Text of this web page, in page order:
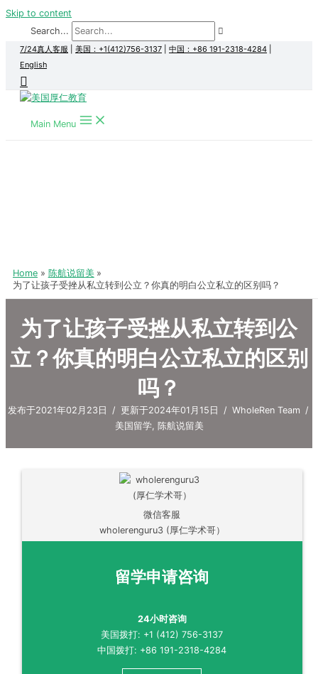
Skip to content
Search...
7/24真人客服 美国：+1(412)756-3137 中国：+86 191-2318-4284
English
Main Menu
Home
陈航说留美
为了让孩子受挫从私立转到公立？你真的明白公立私立的区别吗？
为了让孩子受挫从私立转到公
立？你真的明白公立私立的区别
吗？
发布于2021年02月23日 / 更新于2024年01月15日 / WholeRen Team /
美国留学, 陈航说留美
微信客服
wholerenguru3 (厚仁学术哥）
留学申请咨询
24小时咨询
美国拨打: +1 (412) 756-3137
中国拨打: +86 191-2318-4284